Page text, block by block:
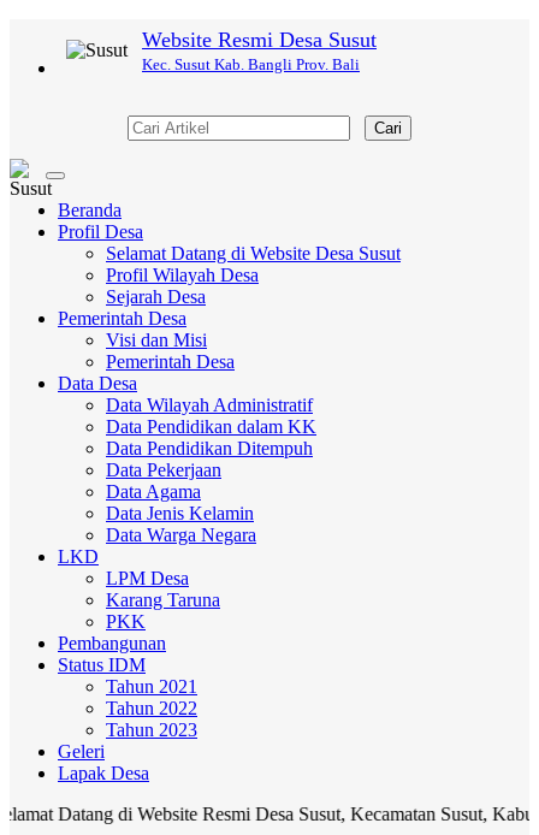
Website Resmi Desa Susut
Kec. Susut Kab. Bangli Prov. Bali
Cari
Toggle
navigation
Beranda
Profil Desa
Selamat Datang di Website Desa Susut
Profil Wilayah Desa
Sejarah Desa
Pemerintah Desa
Visi dan Misi
Pemerintah Desa
Data Desa
Data Wilayah Administratif
Data Pendidikan dalam KK
Data Pendidikan Ditempuh
Data Pekerjaan
Data Agama
Data Jenis Kelamin
Data Warga Negara
LKD
LPM Desa
Karang Taruna
PKK
Pembangunan
Status IDM
Tahun 2021
Tahun 2022
Tahun 2023
Geleri
Lapak Desa
di Website Resmi Desa Susut, Kecamatan Susut, Kabupaten